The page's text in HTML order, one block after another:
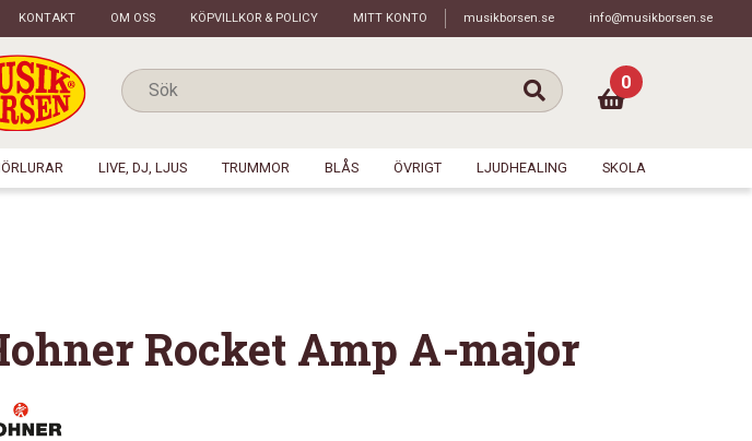
KONTAKT OM OSS KÖPVILLKOR & POLICY MITT KONTO musikborsen.se info@musikborsen.se
0
LIVE, DJ, LJUS TRUMMOR BLÅS ÖVRIGT LJUDHEALING SKOLA
Rocket Amp A-major